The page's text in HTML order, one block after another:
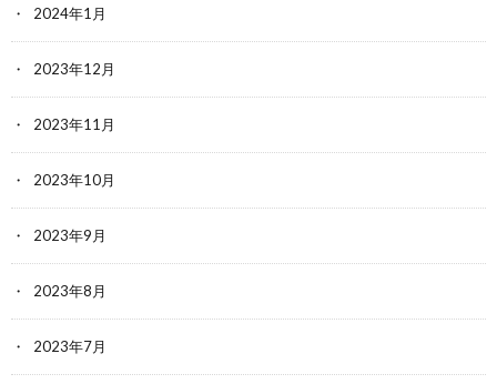
2024年1月
2023年12月
2023年11月
2023年10月
2023年9月
2023年8月
2023年7月